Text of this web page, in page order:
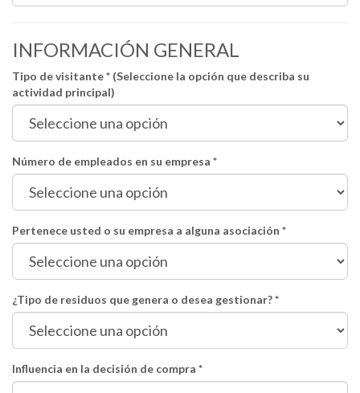
INFORMACIÓN GENERAL
Tipo de visitante * (Seleccione la opción que describa su
actividad principal)
Número de empleados en su empresa *
Pertenece usted o su empresa a alguna asociación *
¿Tipo de residuos que genera o desea gestionar? *
Influencia en la decisión de compra *